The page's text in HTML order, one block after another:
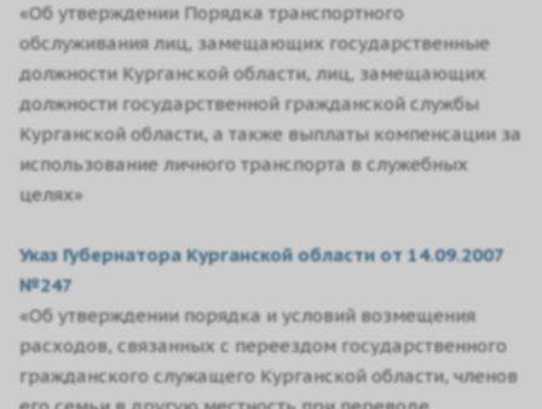
«Об утверждении Порядка транспортного
обслуживания лиц, замещающих государственные
должности Курганской области, лиц, замещающих
должности государственной гражданской службы
Курганской области, а также выплаты компенсации за
использование личного транспорта в служебных
целях»
Указ Губернатора Курганской области от 14.09.2007
№247
«Об утверждении порядка и условий возмещения
расходов, связанных с переездом государственного
гражданского служащего Курганской области, членов